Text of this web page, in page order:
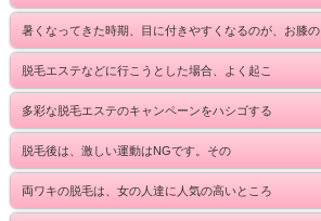
暑くなってきた時期、目に付きやすくなるのが、お膝の
脱毛エステなどに行こうとした場合、よく起こ
多彩な脱毛エステのキャンペーンをハシゴする
脱毛後は、激しい運動はNGです。その
両ワキの脱毛は、女の人達に人気の高いところ